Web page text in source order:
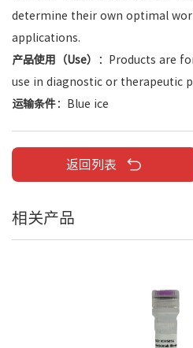
determine their own optimal
applications.
产品使用（Use）
：Products are
use in diagnostic or therapeutic
运输条件 ：Blue ice
返回列表
相关产品